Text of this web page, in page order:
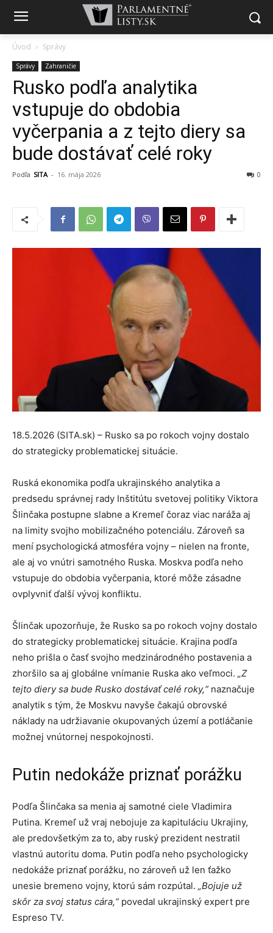
Úvod Správy
Správy Zahraničie
Rusko podľa analytika
vstupuje do obdobia
vyčerpania a z tejto diery sa
bude dostávať celé roky
Podľa SITA - 16. mája 2026 0
18.5.2026 (SITA.sk) – Rusko sa po rokoch vojny dostalo
do strategicky problematickej situácie.
Ruská ekonomika podľa ukrajinského analytika a
predsedu správnej rady Inštitútu svetovej politiky Viktora
Šlinčaka postupne slabne a Kremeľ čoraz viac naráža aj
na limity svojho mobilizačného potenciálu. Zároveň sa
mení psychologická atmosféra vojny – nielen na fronte,
ale aj vo vnútri samotného Ruska. Moskva podľa neho
vstupuje do obdobia vyčerpania, ktoré môže zásadne
ovplyvniť ďalší vývoj konfliktu.
Šlinčak upozorňuje, že Rusko sa po rokoch vojny dostalo
do strategicky problematickej situácie. Krajina podľa
neho prišla o časť svojho medzinárodného postavenia a
zhoršilo sa aj globálne vnímanie Ruska ako veľmoci. „Z
tejto diery sa bude Rusko dostávať celé roky,“naznačuje
analytik s tým, že Moskvu navyše čakajú obrovské
náklady na udržiavanie okupovaných území a potláčanie
možnej vnútornej nespokojnosti.
Putin nedokáže priznať porážku
Podľa Šlinčaka sa menia aj samotné ciele Vladimira
Putina. Kremeľ už vraj nebojuje za kapituláciu Ukrajiny,
ale predovšetkým za to, aby ruský prezident nestratil
vlastnú autoritu doma. Putin podľa neho psychologicky
nedokáže priznať porážku, no zároveň už len ťažko
unesie bremeno vojny, ktorú sám rozpútal. „Bojuje už
skôr za svoj status cára,“povedal ukrajinský expert pre
Espreso TV.